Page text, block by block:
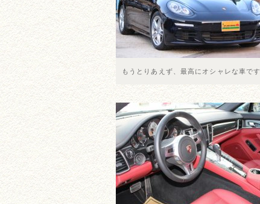
もうとりあえず、最高にオシャレな車です